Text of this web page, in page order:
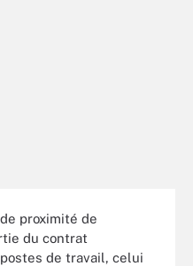
proximité de
du contrat
de travail, celui